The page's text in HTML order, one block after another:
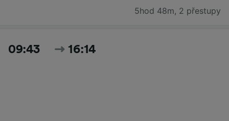
5hod 48m, 2 přestupy
09:43 16:14